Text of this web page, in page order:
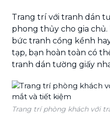
Trang trí với tranh dán
phong thủy cho gia
bức tranh cồng kềnh
tạp, bạn hoàn toàn có
tranh dán tường giấy
Trang trí phòng khách với